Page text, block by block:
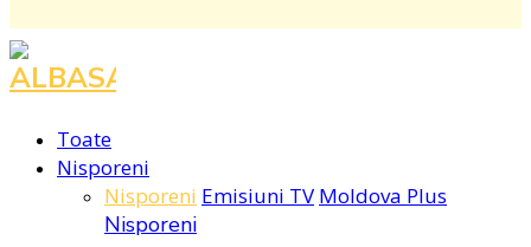
Facebook
Instagram
Youtube
Toate
Nisporeni
Nisporeni Emisiuni TV Moldova Plus
Nisporeni